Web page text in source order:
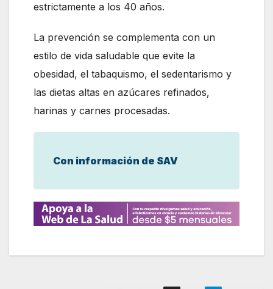
estrictamente a los 40 años.
La prevención se complementa con un
estilo de vida saludable que evite la
obesidad, el tabaquismo, el sedentarismo y
las dietas altas en azúcares refinados,
harinas y carnes procesadas.
Con información de SAV